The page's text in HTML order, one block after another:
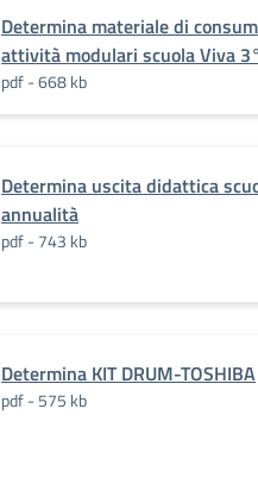
Determina materiale di
attività modulari scuola Viva
pdf - 668 kb
Determina uscita didattica
annualità
pdf - 743 kb
Determina KIT DRUM-TOSHIBA
pdf - 575 kb